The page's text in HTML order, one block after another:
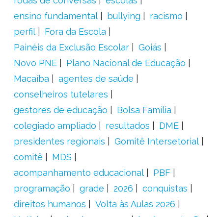
ensino fundamental
bullying
racismo
perfil
Fora da Escola
Painéis da Exclusão Escolar
Goiás
Novo PNE
Plano Nacional de Educação
Macaíba
agentes de saúde
conselheiros tutelares
gestores de educação
Bolsa Família
colegiado ampliado
resultados
DME
presidentes regionais
Gomitê Intersetorial
comitê
MDS
acompanhamento educacional
PBF
programação
grade 2026
conquistas
direitos humanos
Volta às Aulas 2026